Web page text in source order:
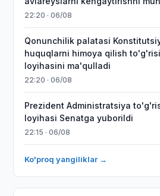
22:20 · 06/08
Qonunchilik palatasi
huquqlarni himoya qilish
loyihasini ma'qulladi
22:20 · 06/08
Prezident Administratsiya
loyihasi Senatga yuborildi
22:15 · 06/08
Ko'proq yangiliklar →